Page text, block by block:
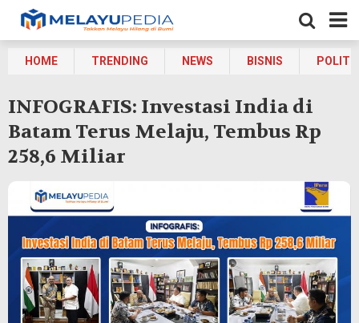
HOME TRENDING NEWS BISNIS
INFOGRAFIS: Investasi India di
Batam Terus Melaju, Tembus Rp
258,6 Miliar